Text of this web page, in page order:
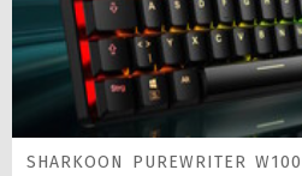
SHARKOON PUREWRITER W100